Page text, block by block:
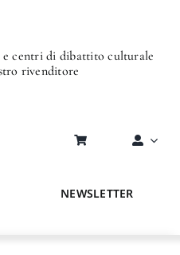
e centri di dibattito culturale
rivenditore
NEWSLETTER